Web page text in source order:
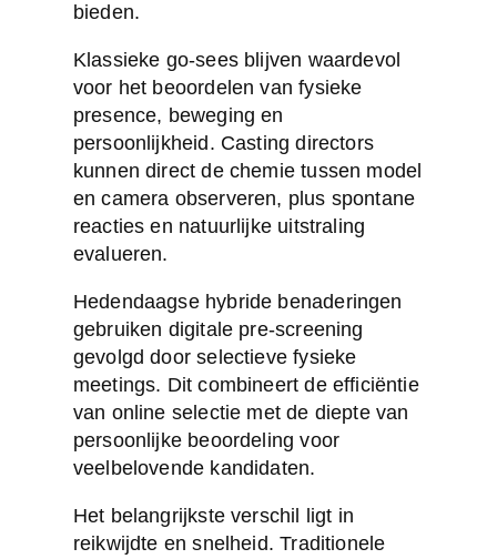
bieden.
Klassieke go-sees blijven waardevol
voor het beoordelen van fysieke
presence, beweging en
persoonlijkheid. Casting directors
kunnen direct de chemie tussen model
en camera observeren, plus spontane
reacties en natuurlijke uitstraling
evalueren.
Hedendaagse hybride benaderingen
gebruiken digitale pre-screening
gevolgd door selectieve fysieke
meetings. Dit combineert de efficiëntie
van online selectie met de diepte van
persoonlijke beoordeling voor
veelbelovende kandidaten.
Het belangrijkste verschil ligt in
reikwijdte en snelheid. Traditionele